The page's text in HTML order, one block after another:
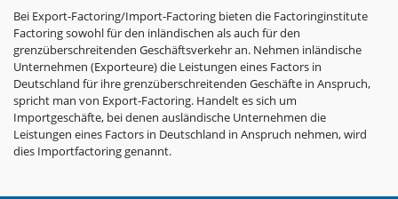
Bei Export-Factoring/Import-Factoring bieten die Factoringinstitute
Factoring sowohl für den inländischen als auch für den
grenzüberschreitenden Geschäftsverkehr an. Nehmen inländische
Unternehmen (Exporteure) die Leistungen eines Factors in
Deutschland für ihre grenzüberschreitenden Geschäfte in Anspruch,
spricht man von Export-Factoring. Handelt es sich um
Importgeschäfte, bei denen ausländische Unternehmen die
Leistungen eines Factors in Deutschland in Anspruch nehmen, wird
dies Importfactoring genannt.